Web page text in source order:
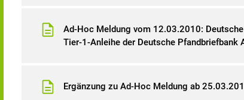
Ad-Hoc Meldung vom 12.03.2010:
Tier-1-Anleihe der Deutsche Pfandbriefbank
Ergänzung zu Ad-Hoc Meldung ab